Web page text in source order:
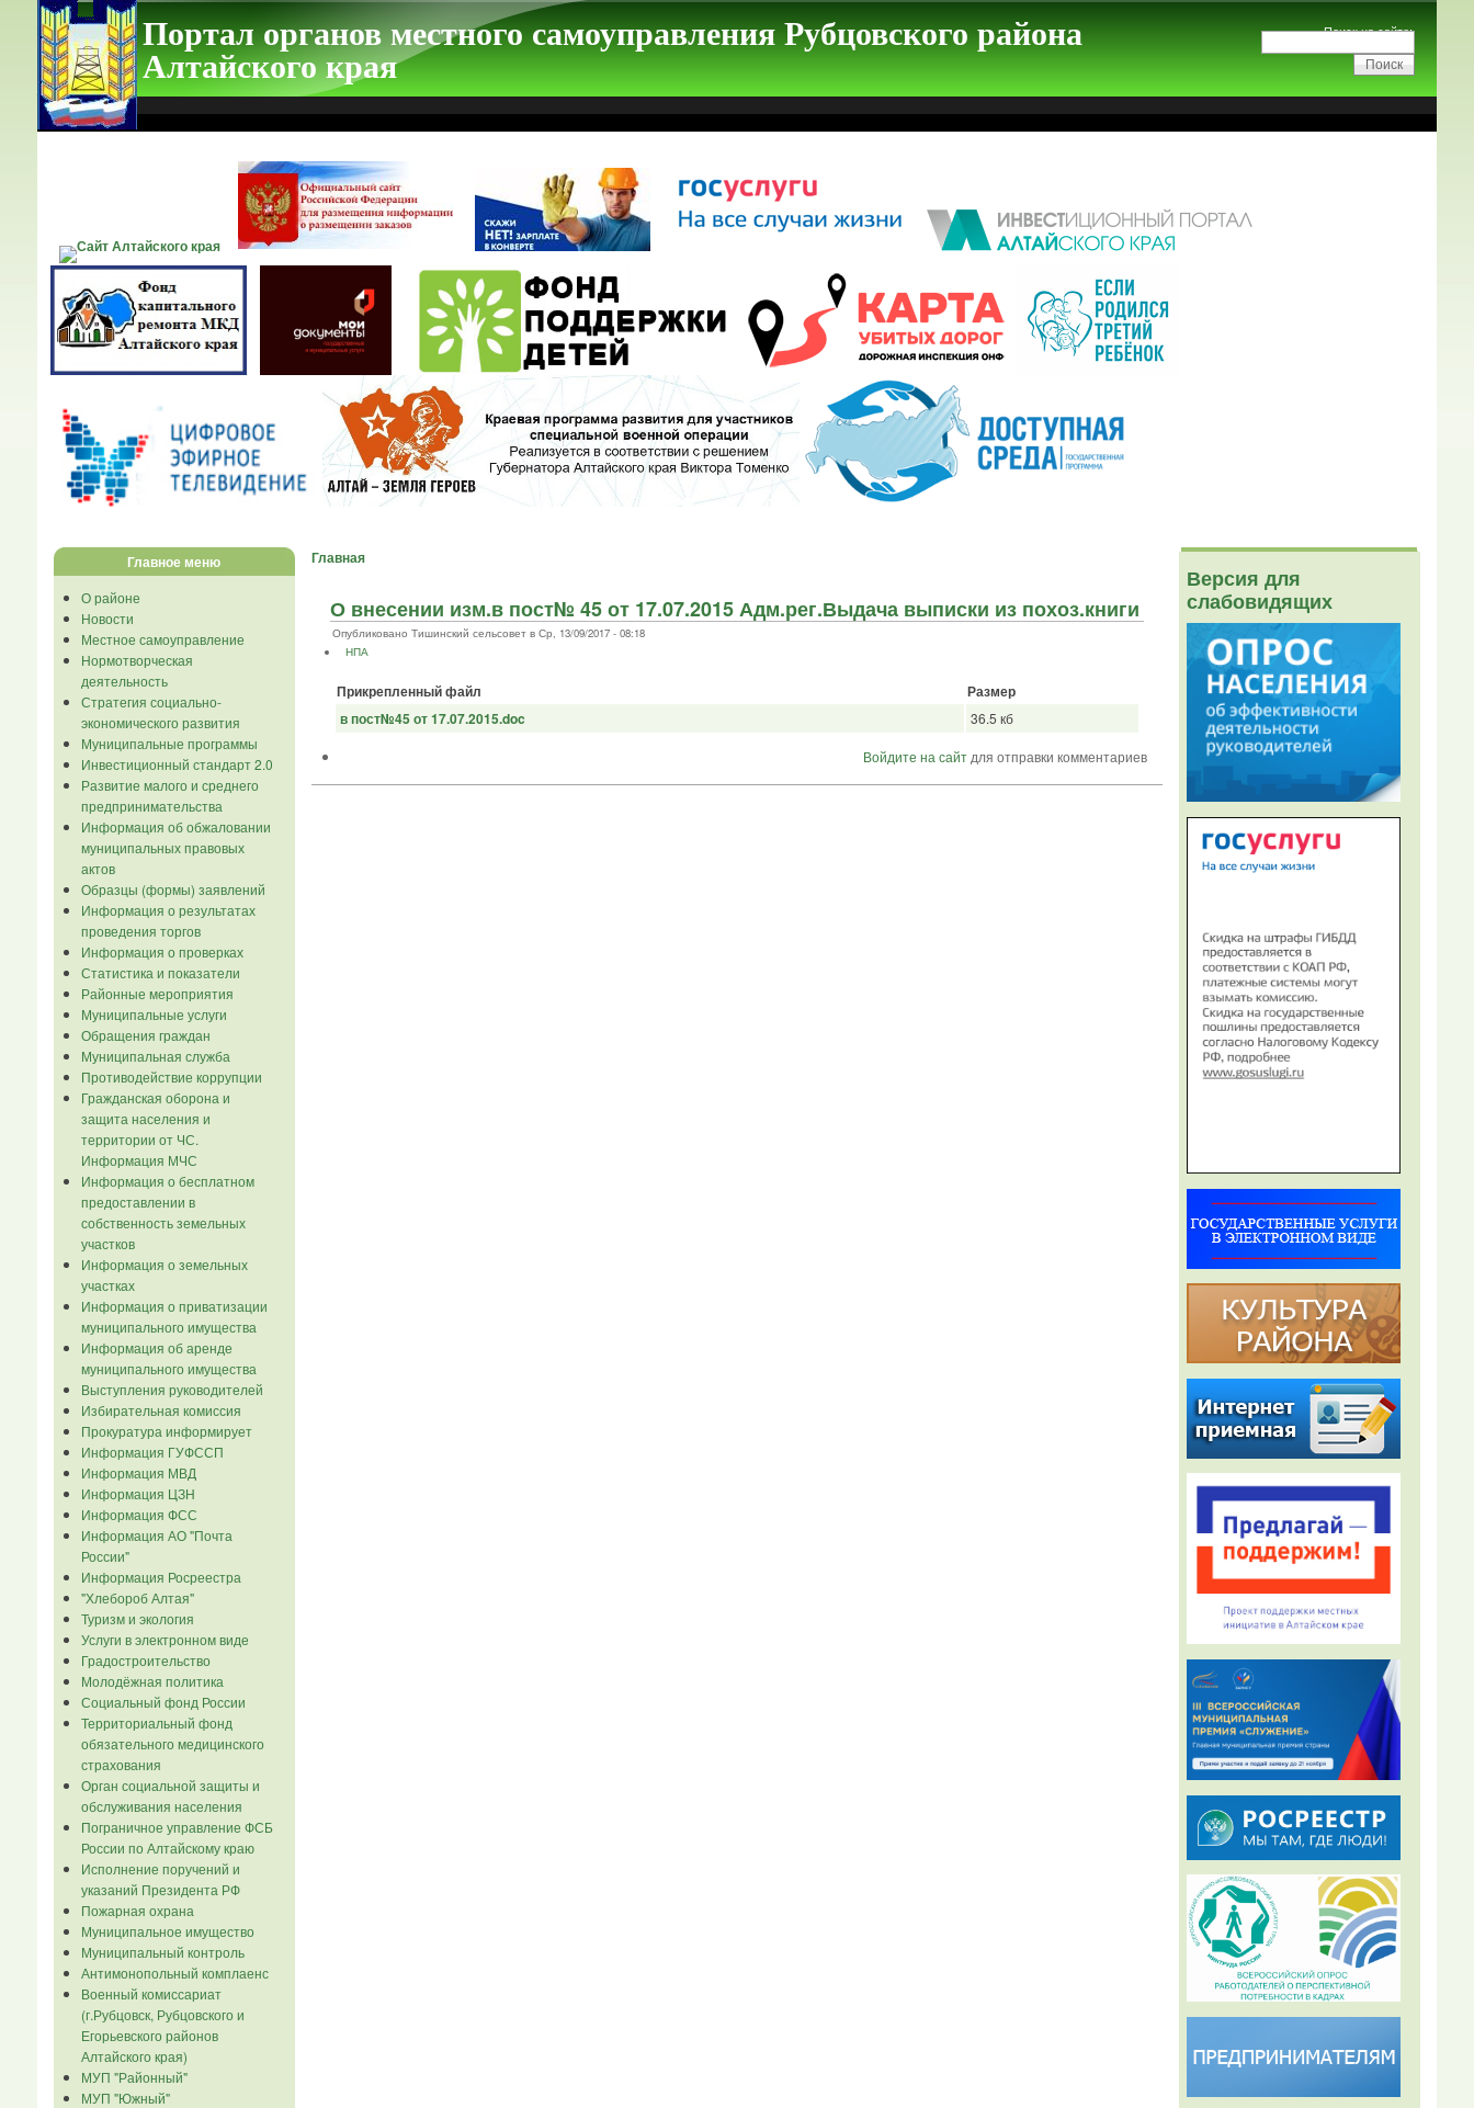
Портал органов местного самоуправления Рубцовского района
Алтайского края
Поиск на сайте:
Главное меню
О районе
Новости
Местное самоуправление
Нормотворческая
деятельность
Стратегия социально-
экономического развития
Муниципальные программы
Инвестиционный стандарт 2.0
Развитие малого и среднего
предпринимательства
Информация об обжаловании
муниципальных правовых
актов
Образцы (формы) заявлений
Информация о результатах
проведения торгов
Информация о проверках
Статистика и показатели
Районные мероприятия
Муниципальные услуги
Обращения граждан
Муниципальная служба
Противодействие коррупции
Гражданская оборона и
защита населения и
территории от ЧС.
Информация МЧС
Информация о бесплатном
предоставлении в
собственность земельных
участков
Информация о земельных
участках
Информация о приватизации
муниципального имущества
Информация об аренде
муниципального имущества
Выступления руководителей
Избирательная комиссия
Прокуратура информирует
Информация ГУФССП
Информация МВД
Информация ЦЗН
Информация ФСС
Информация АО "Почта
России"
Информация Росреестра
"Хлебороб Алтая"
Туризм и экология
Услуги в электронном виде
Градостроительство
Молодёжная политика
Социальный фонд России
Территориальный фонд
обязательного медицинского
страхования
Орган социальной защиты и
обслуживания населения
Пограничное управление ФСБ
России по Алтайскому краю
Исполнение поручений и
указаний Президента РФ
Пожарная охрана
Муниципальное имущество
Муниципальный контроль
Антимонопольный комплаенс
Военный комиссариат
(г.Рубцовск, Рубцовского и
Егорьевского районов
Алтайского края)
МУП "Районный"
МУП "Южный"
Главная
О внесении изм.в пост№ 45 от 17.07.2015 Адм.рег.Выдача выписки из похоз.книги
Опубликовано Тишинский сельсовет в Ср, 13/09/2017 - 08:18
НПА
Прикрепленный файл
Размер
в пост№45 от 17.07.2015.doc
36.5 кб
Войдите на сайтдля отправки комментариев
Версия для
слабовидящих